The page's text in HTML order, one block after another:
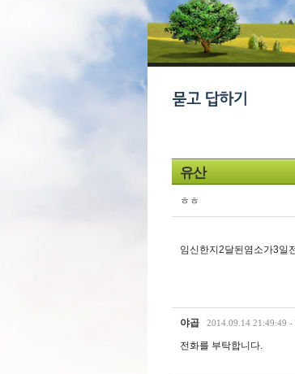
유산
ㅎㅎ
임신한지2달된염소가3일
야곱 2014.09.14 21:49:49
전화를 부탁합니다.